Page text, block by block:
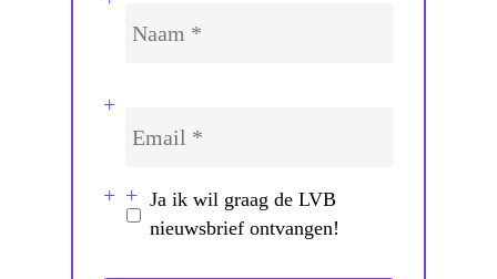
Naam
Email *
Inschrijven
Ja ik wil graag de LVB
nieuwsbrief ontvangen!